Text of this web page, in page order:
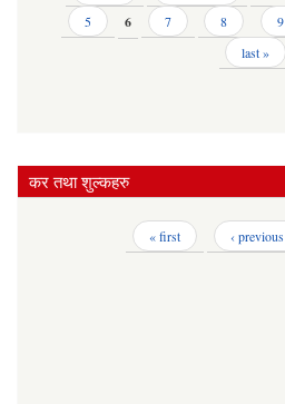
5
6 7 8 9
last »
कर तथा शुल्कहरु
« first ‹ previous